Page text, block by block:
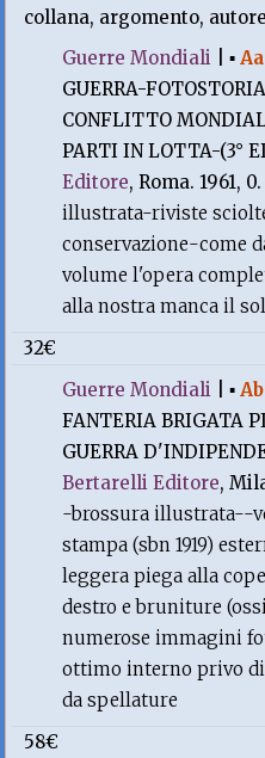
collana, argomento,
Guerre Mondiali |▪
GUERRA-
CONFLITTO
PARTI IN LOTTA-(3°
Editore, Roma. 1961,
illustrata-riviste
conservazione-come
volume l'opera
alla nostra manca il
32€
Guerre Mondiali |▪
FANTERIA BRIGATA
GUERRA
Bertarelli Editore,
-brossura illustrata--
stampa (sbn 1919)
leggera piega alla
destro e bruniture
numerose immagini
ottimo interno privo
da spellature
58€